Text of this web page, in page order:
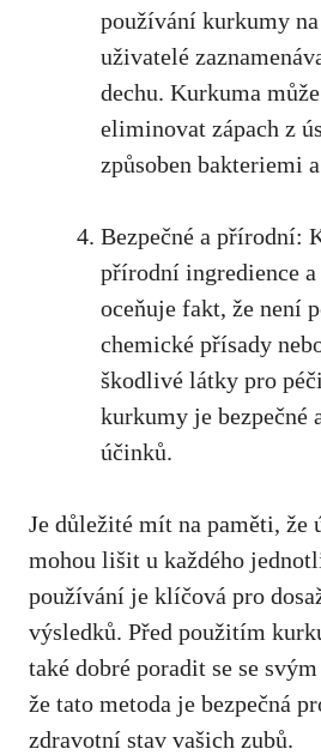
používání kurkumy
uživatelé
dechu. Kurkuma
eliminovat zápach z
způsoben bakteriemi
Bezpečné a přírodní:
přírodní ingredience
oceňuje fakt, že není
chemické přísady
škodlivé‍ látky pro
kurkumy je bezpečné
účinků.
Je důležité mít na paměti, že
mohou lišit u každého
používání⁤ je klíčová pro
výsledků. Před použitím
také dobré⁣ poradit se se
že tato metoda je bezpečná
zdravotní​ stav vašich zubů.